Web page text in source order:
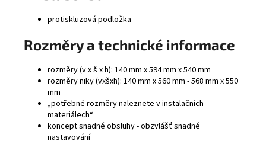
protiskluzová podložka
Rozměry a technické informace
rozměry (v x š x h): 140 mm x 594 mm x 540 mm
rozměry niky (vxšxh): 140 mm x 560 mm - 568 mm x 550
mm
„potřebné rozměry naleznete v instalačních
materiálech“
koncept snadné obsluhy - obzvlášť snadné
nastavování